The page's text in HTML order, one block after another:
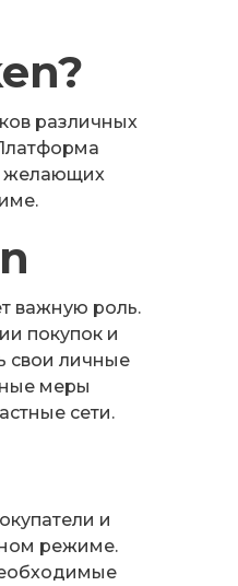
различных
желающих
важную роль.
покупок и
свои личные
меры
сети.
и
режиме.